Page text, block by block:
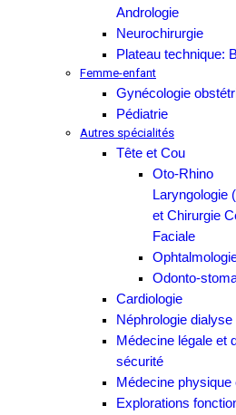
Andrologie
Neurochirurgie
Plateau technique:
Femme-enfant
Gynécologie
Pédiatrie
Autres spécialités
Tête et Cou
Oto-Rhino
Laryngologie
et Chirurgie
Faciale
Odonto-
Cardiologie
Néphrologie dialyse
Médecine légale et
sécurité
Médecine physique
Explorations